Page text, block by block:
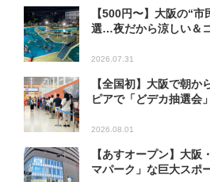
【500円〜】大阪の“
選…夜だから涼しい＆
2026.07.31
【全国初】大阪で朝
ピアで「どデカ抽選会
2026.08.01
【あすオープン】大阪
マパーク」な巨大スポ